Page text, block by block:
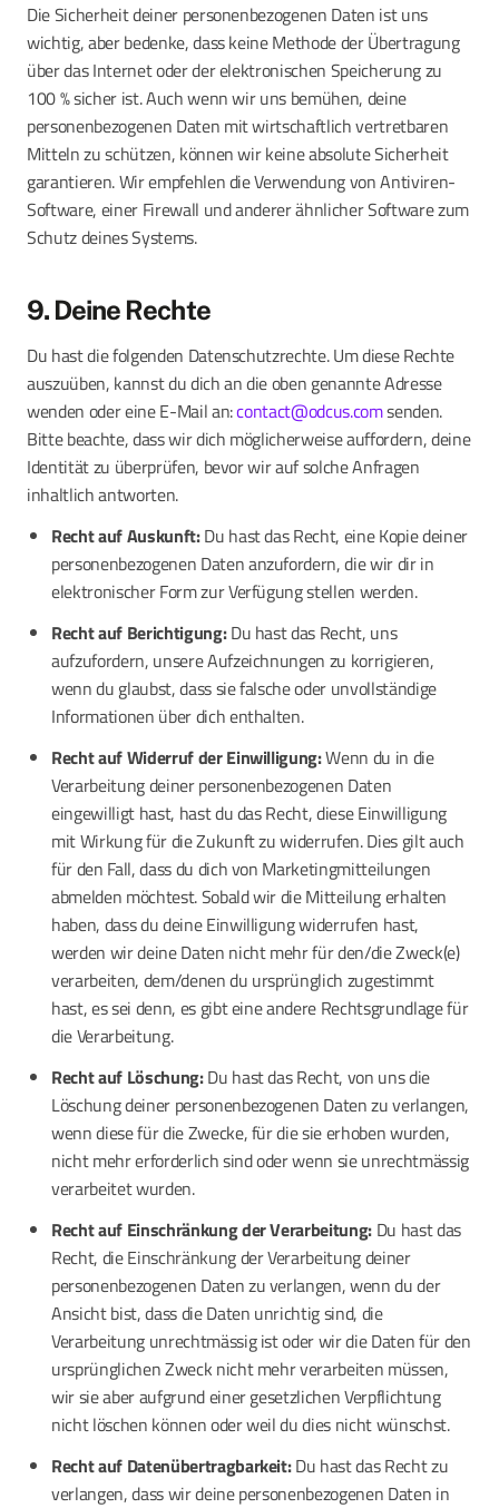
Die Sicherheit deiner personenbezogenen Daten ist uns
wichtig, aber bedenke, dass keine Methode der Übertragung
über das Internet oder der elektronischen Speicherung zu
100 % sicher ist. Auch wenn wir uns bemühen, deine
personenbezogenen Daten mit wirtschaftlich vertretbaren
Mitteln zu schützen, können wir keine absolute Sicherheit
garantieren. Wir empfehlen die Verwendung von Antiviren-
Software, einer Firewall und anderer ähnlicher Software zum
Schutz deines Systems.
9. Deine Rechte
Du hast die folgenden Datenschutzrechte. Um diese Rechte
auszuüben, kannst du dich an die oben genannte Adresse
wenden oder eine E-Mail an:contact@odcus.comsenden.
Bitte beachte, dass wir dich möglicherweise auffordern, deine
Identität zu überprüfen, bevor wir auf solche Anfragen
inhaltlich antworten.
Recht auf Auskunft:Du hast das Recht, eine Kopie deiner
personenbezogenen Daten anzufordern, die wir dir in
elektronischer Form zur Verfügung stellen werden.
Recht auf Berichtigung:Du hast das Recht, uns
aufzufordern, unsere Aufzeichnungen zu korrigieren,
wenn du glaubst, dass sie falsche oder unvollständige
Informationen über dich enthalten.
Recht auf Widerruf der Einwilligung:Wenn du in die
Verarbeitung deiner personenbezogenen Daten
eingewilligt hast, hast du das Recht, diese Einwilligung
mit Wirkung für die Zukunft zu widerrufen. Dies gilt auch
für den Fall, dass du dich von Marketingmitteilungen
abmelden möchtest. Sobald wir die Mitteilung erhalten
haben, dass du deine Einwilligung widerrufen hast,
werden wir deine Daten nicht mehr für den/die Zweck(e)
verarbeiten, dem/denen du ursprünglich zugestimmt
hast, es sei denn, es gibt eine andere Rechtsgrundlage für
die Verarbeitung.
Recht auf Löschung:Du hast das Recht, von uns die
Löschung deiner personenbezogenen Daten zu verlangen,
wenn diese für die Zwecke, für die sie erhoben wurden,
nicht mehr erforderlich sind oder wenn sie unrechtmässig
verarbeitet wurden.
Recht auf Einschränkung der Verarbeitung: Du hast das
Recht, die Einschränkung der Verarbeitung deiner
personenbezogenen Daten zu verlangen, wenn du der
Ansicht bist, dass die Daten unrichtig sind, die
Verarbeitung unrechtmässig ist oder wir die Daten für den
ursprünglichen Zweck nicht mehr verarbeiten müssen,
wir sie aber aufgrund einer gesetzlichen Verpflichtung
nicht löschen können oder weil du dies nicht wünschst.
Recht auf Datenübertragbarkeit:Du hast das Recht zu
verlangen, dass wir deine personenbezogenen Daten in